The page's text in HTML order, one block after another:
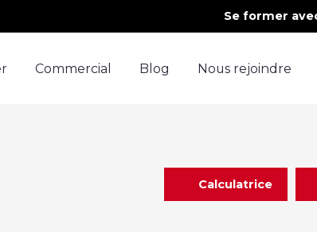
Se former
Commercial Blog Nous rejoindre
Calculatrice